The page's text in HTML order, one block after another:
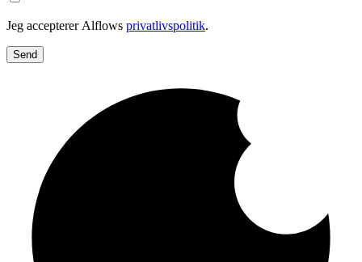
Jeg accepterer Alflows privatlivspolitik.
Send